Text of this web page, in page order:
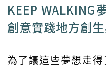
KEEP WALKING
創意實踐地方創
為了讓這些夢想走